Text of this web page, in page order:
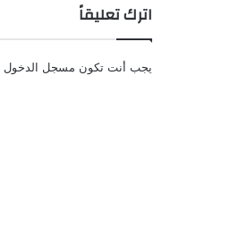
اترك تعليقاً
يجب أنت تكون مسجل الدخول